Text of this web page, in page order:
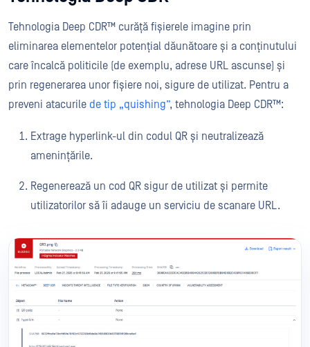
Tehnologia Deep CDR™ curăță fișierele imagine prin
eliminarea elementelor potențial dăunătoare și a conținutului
care încalcă politicile (de exemplu, adrese URL ascunse) și
prin regenerarea unor fișiere noi, sigure de utilizat. Pentru a
preveni atacurile de tip „quishing”, tehnologia Deep CDR™:
Extrage hyperlink-ul din codul QR și neutralizează
amenințările.
Regenerează un cod QR sigur de utilizat și permite
utilizatorilor să îi adauge un serviciu de scanare URL.